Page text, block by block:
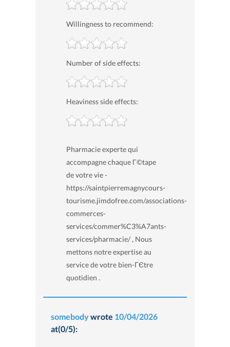
Willingness to recommend:
Number of side effects:
Heaviness side effects:
Pharmacie experte qui
accompagne chaque Г©tape
de votre vie -
https://saintpierremagnycours-
tourisme.jimdofree.com/associations-
commerces-
services/commer%C3%A7ants-
services/pharmacie/ , Nous
mettons notre expertise au
service de votre bien-ГЄtre
quotidien .
somebodywrote 10/04/2026
at(0/5):